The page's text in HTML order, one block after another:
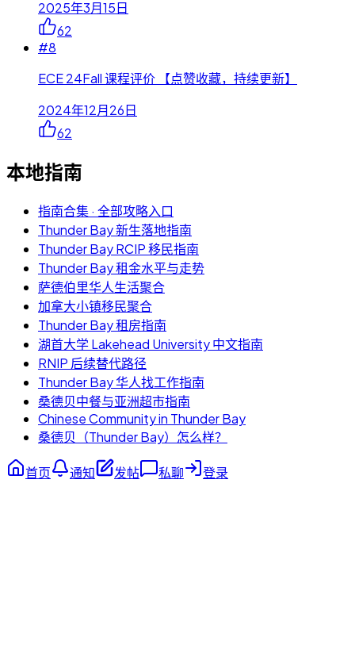
2025年3月15日
62
#8
ECE 24Fall 课程评价 【点赞收藏，持续更新】
2024年12月26日
62
本地指南
指南合集 · 全部攻略入口
Thunder Bay 新生落地指南
Thunder Bay RCIP 移民指南
Thunder Bay 租金水平与走势
萨德伯里华人生活聚合
加拿大小镇移民聚合
Thunder Bay 租房指南
湖首大学 Lakehead University 中文指南
RNIP 后续替代路径
Thunder Bay 华人找工作指南
桑德贝中餐与亚洲超市指南
Chinese Community in Thunder Bay
桑德贝（Thunder Bay）怎么样？
首页 通知 发帖 私聊 登录